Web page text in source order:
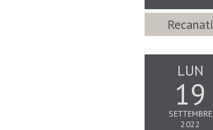
Recanati
LUN
19
SETTEMBRE
2022